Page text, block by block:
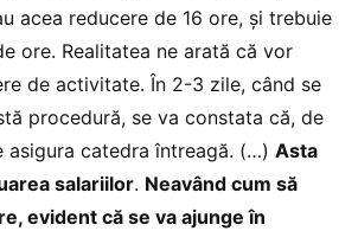
acea reducere de 16 ore, și trebuie
ore. Realitatea ne arată că vor
de activitate. În 2-3 zile, când se
procedură, se va constata că, de
asigura catedra întreagă. (…) Asta
salariilor. Neavând cum să
evident că se va ajunge în